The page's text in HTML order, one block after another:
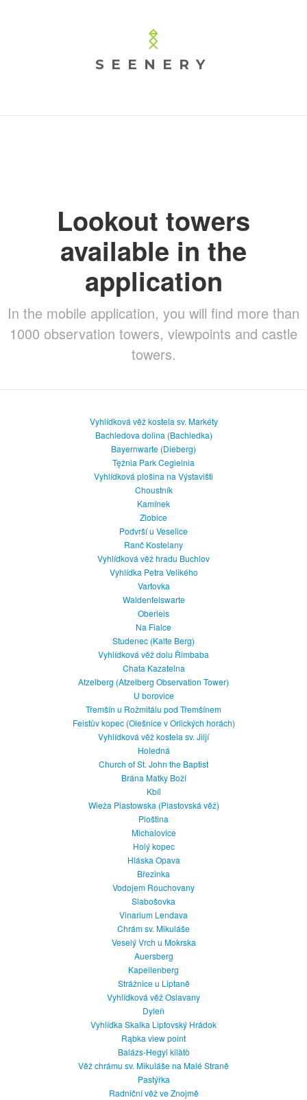
SEENERY
Lookout towers
available in the
application
In the mobile application, you will find more than
1000 observation towers, viewpoints and castle
towers.
Vyhlídková věž kostela sv. Markéty
Bachledova dolina (Bachledka)
Bayernwarte (Dieberg)
Tężnia Park Cegielnia
Vyhlídková plošina na Výstavišti
Choustník
Kamínek
Zlobice
Podvrší u Veselice
Ranč Kostelany
Vyhlídková věž hradu Buchlov
Vyhlídka Petra Velikého
Vartovka
Waldenfelswarte
Oberleis
Na Fialce
Studenec (Kalte Berg)
Vyhlídková věž dolu Řimbaba
Chata Kazatelna
Atzelberg (Atzelberg Observation Tower)
U borovice
Třemšín u Rožmitálu pod Třemšínem
Feistův kopec (Olešnice v Orlických horách)
Vyhlídková věž kostela sv. Jiljí
Holedná
Church of St. John the Baptist
Brána Matky Boží
Kbíl
Wieża Piastowska (Piastovská věž)
Ploština
Michalovice
Holý kopec
Hláska Opava
Březinka
Vodojem Rouchovany
Slabošovka
Vinarium Lendava
Chrám sv. Mikuláše
Veselý Vrch u Mokrska
Auersberg
Kapellenberg
Strážnice u Liptaně
Vyhlídková věž Oslavany
Dyleň
Vyhlídka Skalka Liptovský Hrádok
Rąbka view point
Balázs-Hegyi kilàtò
Věž chrámu sv. Mikuláše na Malé Straně
Pastýřka
Radniční věž ve Znojmě